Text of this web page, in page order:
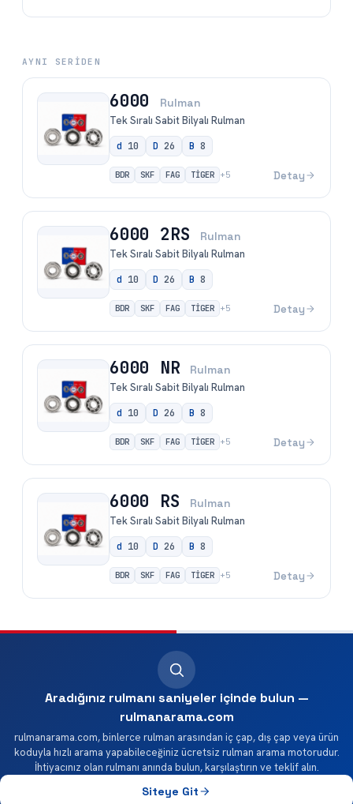
AYNI SERIDEN
6000 Rulman
Tek Sıralı Sabit Bilyalı Rulman
d 10 D 26 B 8
BDR SKF FAG TİGER +5 Detay
6000 2RS Rulman
Tek Sıralı Sabit Bilyalı Rulman
d 10 D 26 B 8
BDR SKF FAG TİGER +5 Detay
6000 NR Rulman
Tek Sıralı Sabit Bilyalı Rulman
d 10 D 26 B 8
BDR SKF FAG TİGER +5 Detay
6000 RS Rulman
Tek Sıralı Sabit Bilyalı Rulman
d 10 D 26 B 8
BDR SKF FAG TİGER +5 Detay
Aradığınız rulmanı saniyeler içinde bulun —
rulmanarama.com
rulmanarama.com, binlerce rulman arasından iç çap, dış çap veya ürün
koduyla hızlı arama yapabileceğiniz ücretsiz rulman arama motorudur.
İhtiyacınız olan rulmanı anında bulun, karşılaştırın ve teklif alın.
Siteye Git